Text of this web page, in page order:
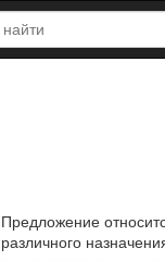
Предложение
различного